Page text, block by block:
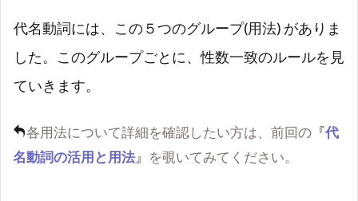
名動
詞 /
se が
ない
体 »
の２
つの
代名動詞には、この５つのグループ(用法) がありま
した。このグループごとに、性数一致のルールを見
ていきます。
各用法について詳細を確認したい方は、前回の 『代
名動詞の活用と用法』 を覗いてみてください。